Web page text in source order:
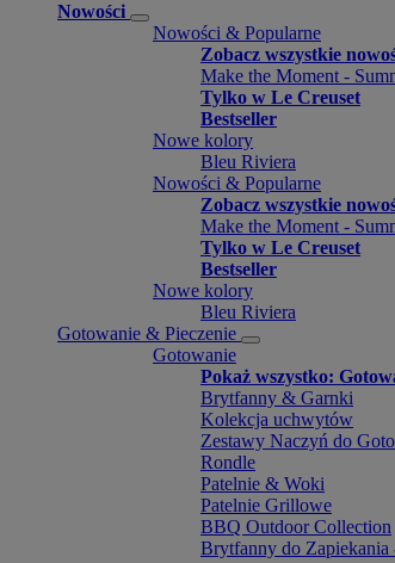
Nowości
Nowości & Popularne
Zobacz wszystkie
Make the Moment -
Tylko w Le Creuset
Bestseller
Nowe kolory
Bleu Riviera
Nowości & Popularne
Zobacz wszystkie
Make the Moment -
Tylko w Le Creuset
Bestseller
Nowe kolory
Bleu Riviera
Gotowanie & Pieczenie
Gotowanie
Pokaż wszystko:
Brytfanny & Garnki
Kolekcja uchwytów
Zestawy Naczyń do
Rondle
Patelnie & Woki
Patelnie Grillowe
BBQ Outdoor Collection
Brytfanny do Zapiekania